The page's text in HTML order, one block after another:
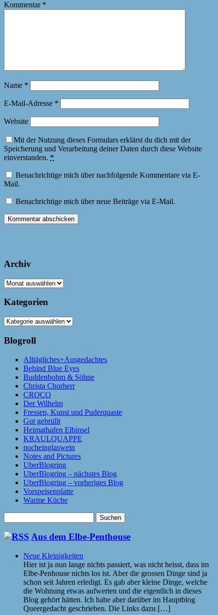
Kommentar *
Name *
E-Mail-Adresse *
Website
Mit der Nutzung dieses Formulars erklärst du dich mit der
Speicherung und Verarbeitung deiner Daten durch diese Website
einverstanden. *
Benachrichtige mich über nachfolgende Kommentare via E-
Mail.
Benachrichtige mich über neue Beiträge via E-Mail.
Archiv
Archiv
Kategorien
Kategorien
Blogroll
Alltägliches+Ausgedachtes
Behind Blue Eyes
Buddenbohm & Söhne
Christa Chorherr
CROCO
Der Wilhelm
Fressen, Kunst und Puderquaste
Gut gebrüllt
Heimathafen Elbinsel
KRAULQUAPPE
nocheinglaswein
Notes and Pictures
UberBlogring
UberBlogring – nächstes Blog
UberBlogring – vorheriges Blog
Vorspeisenplatte
Warme Küche
nach:
Aus dem Elbe-Penthouse
Neue Kleinigkeiten
Hier ist ja nun lange nichts passiert, was nicht heisst, dass im
Elbe-Penhouse nichts los ist. Aber die grossen Dinge sind ja
schon seit Jahren erledigt. Es gab aber kleine Dinge, welche
die Wohnung etwas aufwerten und die eigentlich in dieses
Blog gehört hätten. Ich habe aber darüber im Hauptblog
Queergedacht geschrieben. Die Links dazu […]